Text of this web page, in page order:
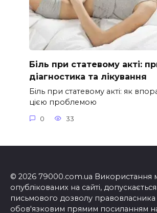
Біль при статевому акті:
діагностика та лікування
Біль при статевому акті: як
цією проблемою
0 33
© 2026 79000.com.ua Використання
опублікованих на сайті, допускається
письмового дозволу правовласника
обов'язковим прямим посиланням на